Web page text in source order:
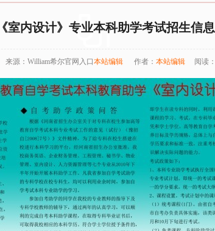
室内设计》专业本科助学考试招生信息
来源：William希尔官网入口本站编辑 作者： 本站编辑 阅读：